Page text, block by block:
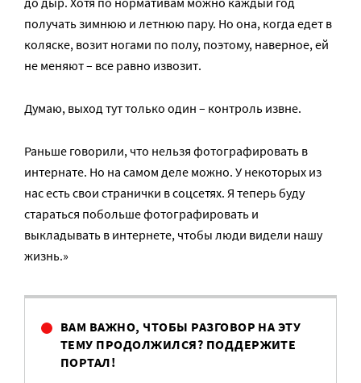
получать зимнюю и летнюю пару. Но она, когда едет в
коляске, возит ногами по полу, поэтому, наверное, ей
не меняют – все равно извозит.
Думаю, выход тут только один – контроль извне.
Раньше говорили, что нельзя фотографировать в
интернате. Но на самом деле можно. У некоторых из
нас есть свои странички в соцсетях. Я теперь буду
стараться побольше фотографировать и
выкладывать в интернете, чтобы люди видели нашу
жизнь.»
ВАМ ВАЖНО, ЧТОБЫ РАЗГОВОР НА ЭТУ
ТЕМУ ПРОДОЛЖИЛСЯ? ПОДДЕРЖИТЕ
ПОРТАЛ!